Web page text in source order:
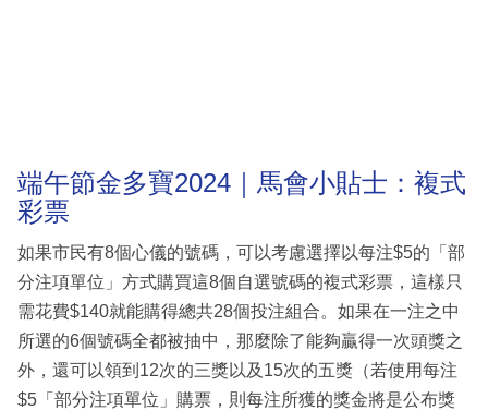
端午節金多寶2024｜馬會小貼士：複式
彩票
如果市民有8個心儀的號碼，可以考慮選擇以每注$5的「部
分注項單位」方式購買這8個自選號碼的複式彩票，這樣只
需花費$140就能購得總共28個投注組合。如果在一注之中
所選的6個號碼全都被抽中，那麼除了能夠贏得一次頭獎之
外，還可以領到12次的三獎以及15次的五獎（若使用每注
$5「部分注項單位」購票，則每注所獲的獎金將是公布獎